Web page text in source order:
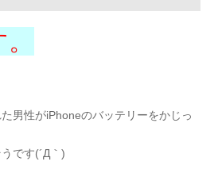
男性がiPhoneのバッテリーをかじっ
です(´Д｀)